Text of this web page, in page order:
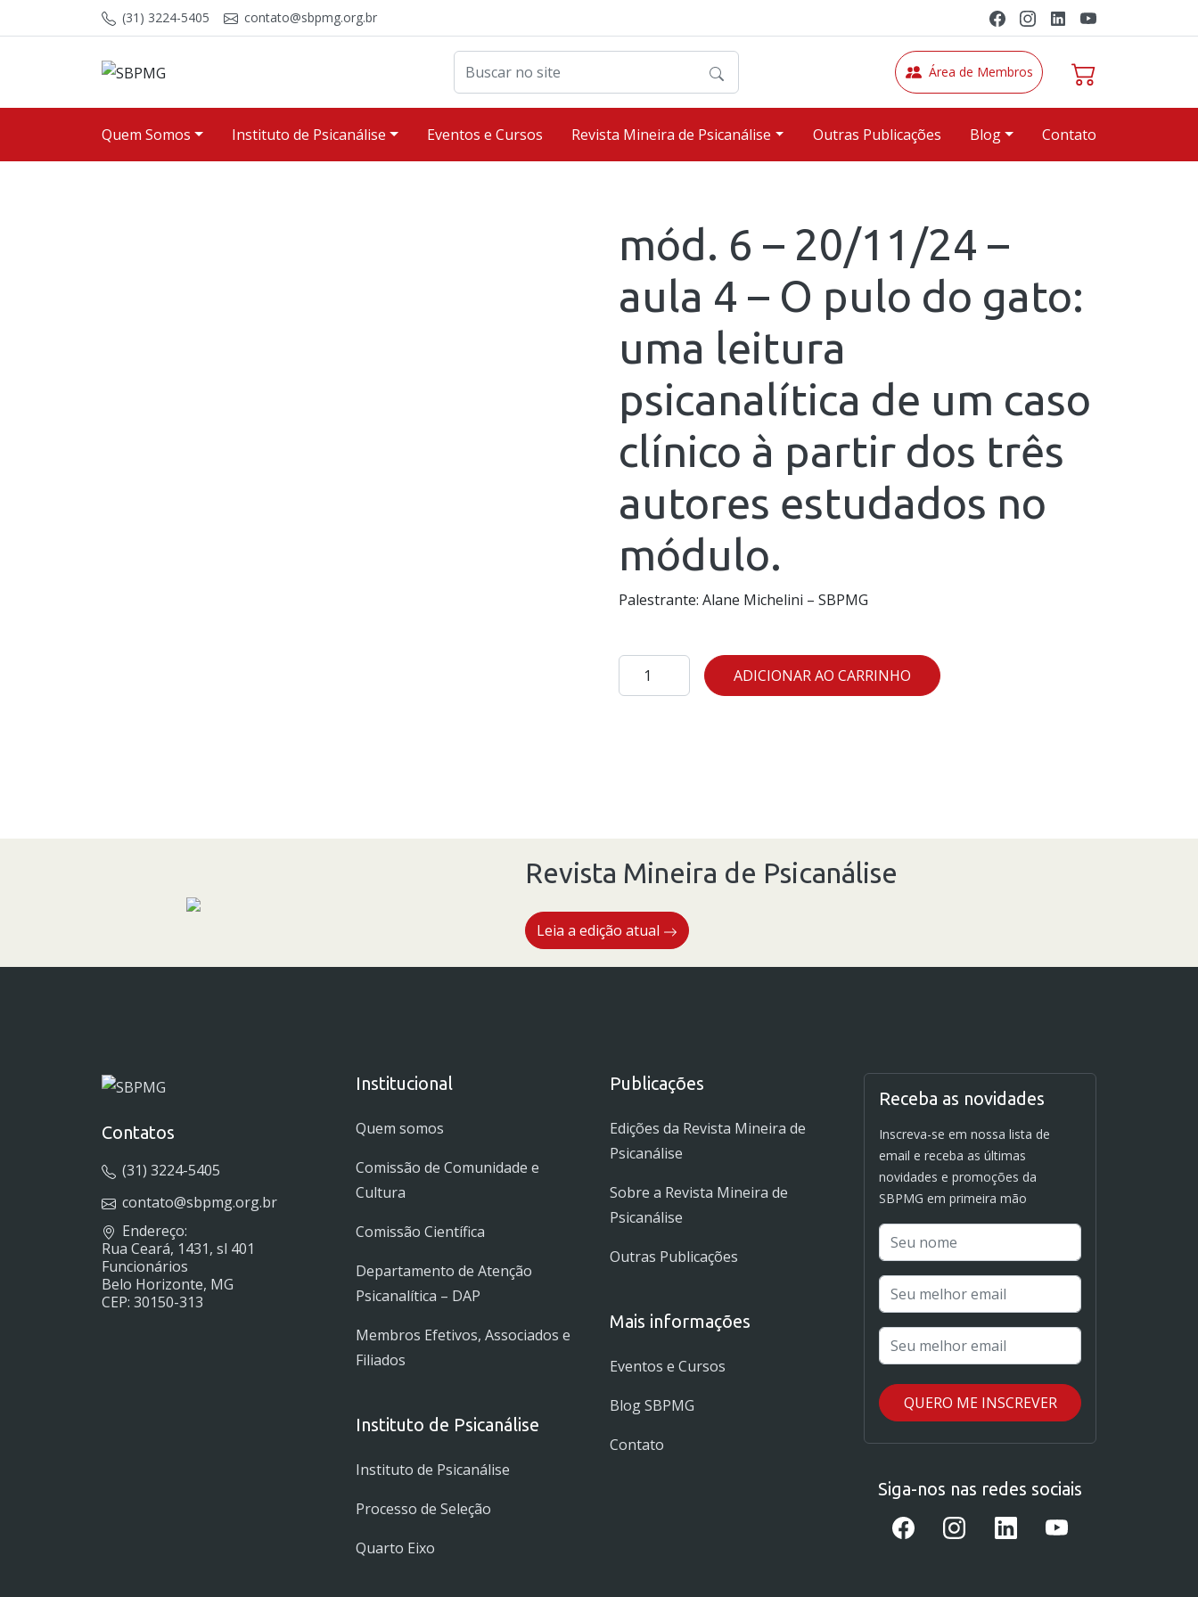
(31) 3224-5405 contato@sbpmg.org.br
Buscar no site Área de Membros
Quem Somos Instituto de Psicanálise Eventos e Cursos Revista Mineira de Psicanálise Outras Publicações Blog Contato
mód. 6 – 20/11/24 –
aula 4 – O pulo do gato:
uma leitura
psicanalítica de um caso
clínico à partir dos três
autores estudados no
módulo.
Palestrante: Alane Michelini – SBPMG
mód.
6
O
do
gato:
uma
caso
dos
três
estudados
módulo.
ADICIONAR AO CARRINHO
Revista Mineira de Psicanálise
Leia a edição atual
Contatos
(31) 3224-5405
contato@sbpmg.org.br
Endereço:
Rua Ceará, 1431, sl 401
Funcionários
Belo Horizonte, MG
CEP: 30150-313
Institucional
Quem somos
Comissão de Comunidade e
Cultura
Comissão Científica
Departamento de Atenção
Psicanalítica – DAP
Membros Efetivos, Associados e
Filiados
Instituto de Psicanálise
Instituto de Psicanálise
Processo de Seleção
Quarto Eixo
Publicações
Edições da Revista Mineira de
Psicanálise
Sobre a Revista Mineira de
Psicanálise
Outras Publicações
Mais informações
Eventos e Cursos
Blog SBPMG
Contato
Receba as novidades
Inscreva-se em nossa lista de
email e receba as últimas
novidades e promoções da
SBPMG em primeira mão
Siga-nos nas redes sociais